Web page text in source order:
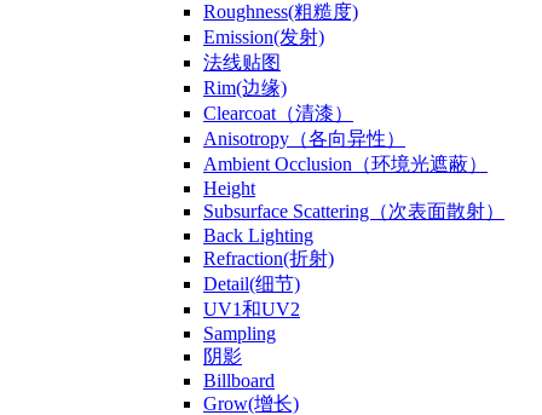
Roughness(粗糙度)
Emission(发射)
法线贴图
Rim(边缘)
Clearcoat（清漆）
Anisotropy（各向异性）
Ambient Occlusion（环境光遮蔽）
Height
Subsurface Scattering（次表面散射）
Back Lighting
Refraction(折射)
Detail(细节)
UV1和UV2
Sampling
阴影
Billboard
Grow(增长)